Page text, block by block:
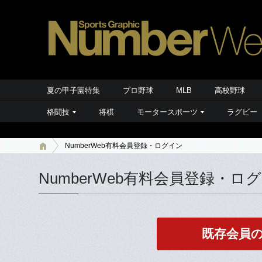
夏の甲子園特集 プロ野球 MLB 高校野球
格闘技 将棋 モータースポーツ ラグビー
NumberWeb有料会員登録・ログイン
NumberWeb有料会員登録・ロ
既存会員